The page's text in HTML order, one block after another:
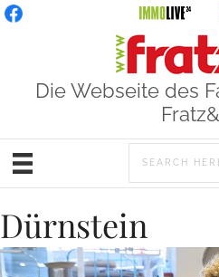
Die Webseite des
Dürnstein